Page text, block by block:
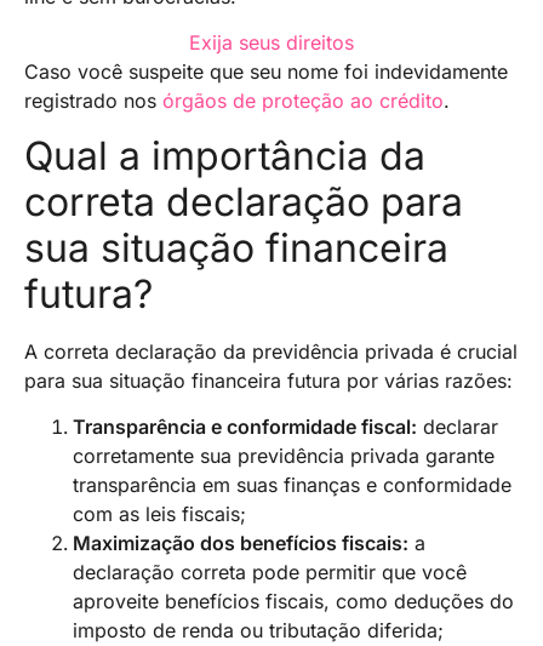
Exija seus direitos
Caso você suspeite que seu nome foi indevidamente
registrado nos órgãos de proteção ao crédito.
Qual a importância da
correta declaração para
sua situação financeira
futura?
A correta declaração da previdência privada é crucial
para sua situação financeira futura por várias razões:
Transparência e conformidade fiscal: declarar
corretamente sua previdência privada garante
transparência em suas finanças e conformidade
com as leis fiscais;
Maximização dos benefícios fiscais: a
declaração correta pode permitir que você
aproveite benefícios fiscais, como deduções do
imposto de renda ou tributação diferida;